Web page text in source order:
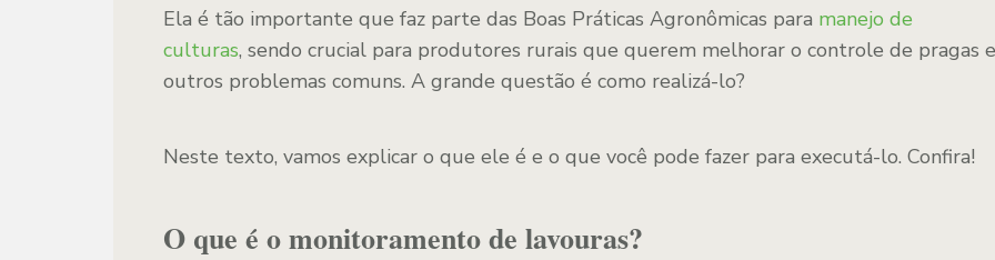
Ela é tão importante que faz parte das Boas Práticas Agronômicas para manejo de
culturas, sendo crucial para produtores rurais que querem melhorar o controle de pragas e
outros problemas comuns. A grande questão é como realizá-lo?
Neste texto, vamos explicar o que ele é e o que você pode fazer para executá-lo. Confira!
O que é o monitoramento de lavouras?